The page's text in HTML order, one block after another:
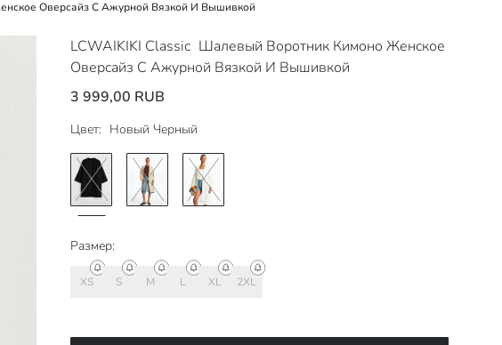
Оверсайз С Ажурной Вязкой И Вышивкой
LCWAIKIKI Classic Шалевый Воротник Кимоно Женское
Оверсайз С Ажурной Вязкой И Вышивкой
3 999,00 RUB
Цвет: Новый Черный
Размер:
XS S M L XL 2XL